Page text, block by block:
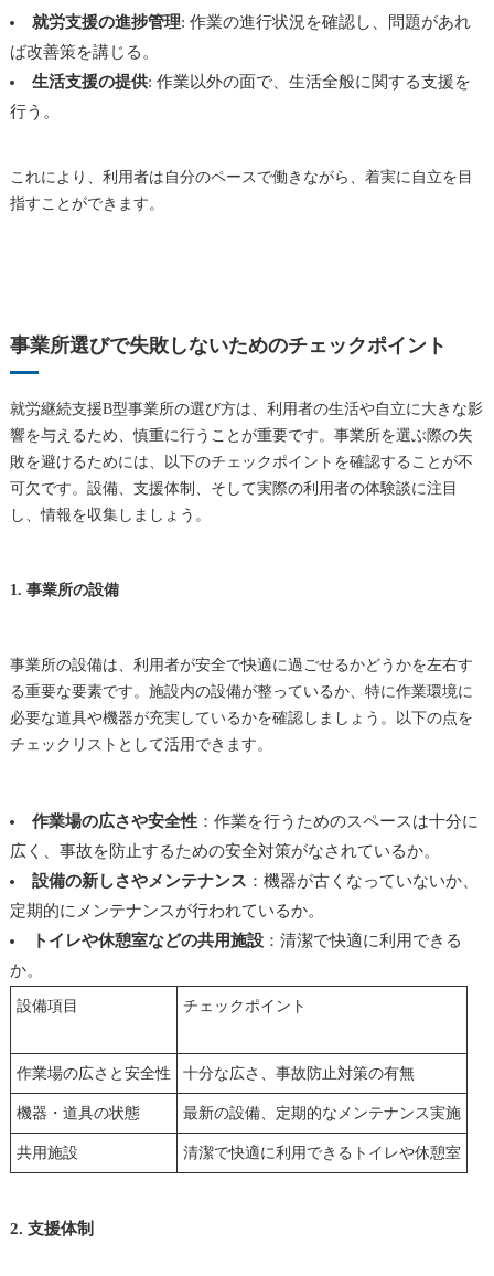
就労支援の進捗管理: 作業の進行状況を確認し、問題があれ
ば改善策を講じる。
生活支援の提供: 作業以外の面で、生活全般に関する支援を
行う。
これにより、利用者は自分のペースで働きながら、着実に自立を目
指すことができます。
事業所選びで失敗しないためのチェックポイント
就労継続支援B型事業所の選び方は、利用者の生活や自立に大きな影
響を与えるため、慎重に行うことが重要です。事業所を選ぶ際の失
敗を避けるためには、以下のチェックポイントを確認することが不
可欠です。設備、支援体制、そして実際の利用者の体験談に注目
し、情報を収集しましょう。
1. 事業所の設備
事業所の設備は、利用者が安全で快適に過ごせるかどうかを左右す
る重要な要素です。施設内の設備が整っているか、特に作業環境に
必要な道具や機器が充実しているかを確認しましょう。以下の点を
チェックリストとして活用できます。
作業場の広さや安全性：作業を行うためのスペースは十分に
広く、事故を防止するための安全対策がなされているか。
設備の新しさやメンテナンス ：機器が古くなっていないか、
定期的にメンテナンスが行われているか。
トイレや休憩室などの共用施設：清潔で快適に利用できる
か。
設備項目 チェックポイント
作業場の広さと安全性 十分な広さ、事故防止対策の有無
機器・道具の状態 最新の設備、定期的なメンテナンス実施
共用施設 清潔で快適に利用できるトイレや休憩室
2. 支援体制